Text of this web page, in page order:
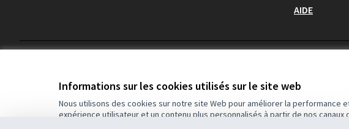
Informations sur les cookies utilisés sur le site web
Nous utilisons des cookies sur notre site Web pour améliorer la performance
expérience utilisateur et un contenu plus personnalisés à partir de nos canaux
AIDE